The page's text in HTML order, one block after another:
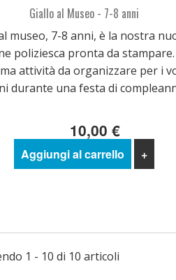
Giallo al Museo - 7-8 anni
museo, 7-8 anni, è la nostra
poliziesca pronta da stampare.
attività da organizzare per i
durante una festa di
10,00 €
Aggiungi al carrello +
1 - 10 di 10 articoli